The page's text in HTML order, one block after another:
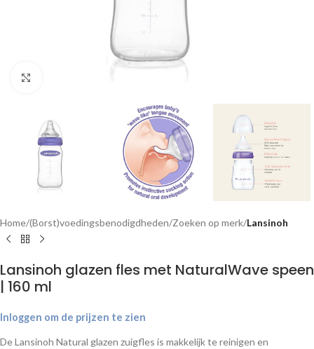
Home (Borst)voedingsbenodigdheden Zoeken op merk Lansinoh
Lansinoh glazen fles met NaturalWave speen
| 160 ml
Inloggen om de prijzen te zien
De Lansinoh Natural glazen zuigfles is makkelijk te reinigen en